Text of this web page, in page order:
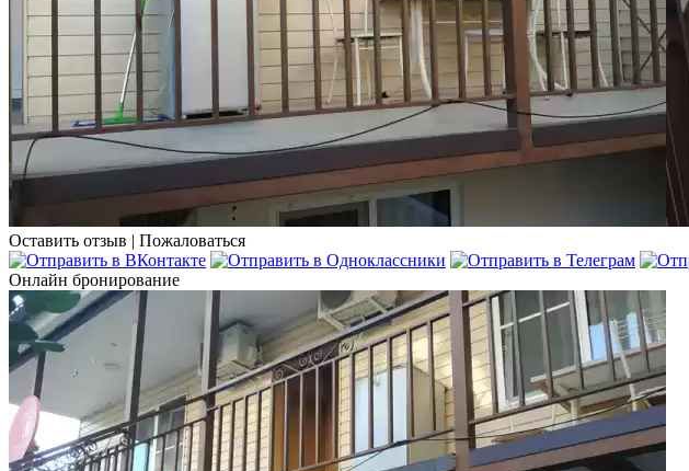
Оставить отзыв | Пожаловаться
Онлайн бронирование